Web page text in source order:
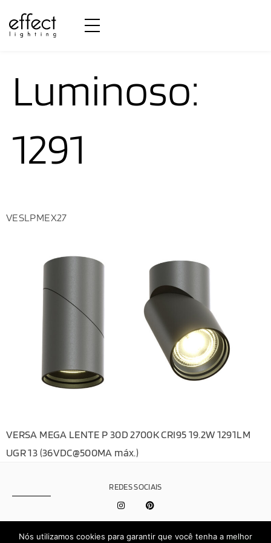
Fluxo
Luminoso:
1291
VESLPMEX27
VERSA MEGA LENTE P 30D 2700K CRI95 19.2W 1291LM
UGR 13 (36VDC@500MA máx.)
REDES SOCIAIS
Nós utilizamos cookies para garantir que você tenha a melhor